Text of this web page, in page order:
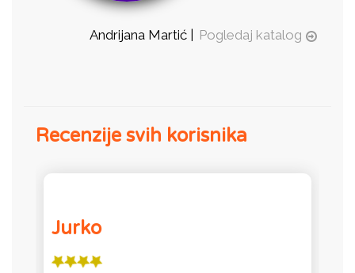
Andrijana Martić | Pogledaj katalog
Recenzije svih korisnika
Jurko